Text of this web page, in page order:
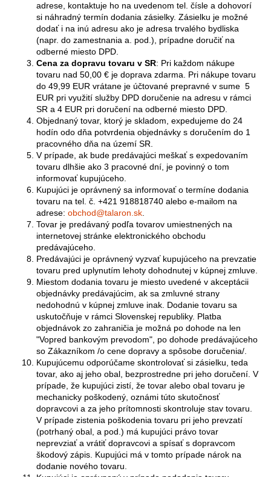
adrese, kontaktuje ho na uvedenom tel. čísle a dohovorí
si náhradný termín dodania zásielky. Zásielku je možné
dodať i na inú adresu ako je adresa trvalého bydliska
(napr. do zamestnania a. pod.), prípadne doručiť na
odberné miesto DPD.
Cena za dopravu tovaru v SR: Pri každom nákupe
tovaru nad 50,00 € je doprava zdarma. Pri nákupe tovaru
do 49,99 EUR vrátane je účtované prepravné v sume 5
EUR pri využití služby DPD doručenie na adresu v rámci
SR a 4 EUR pri doručení na odberné miesto DPD.
Objednaný tovar, ktorý je skladom, expedujeme do 24
hodín odo dňa potvrdenia objednávky s doručením do 1
pracovného dňa na území SR.
V prípade, ak bude predávajúci meškať s expedovaním
tovaru dlhšie ako 3 pracovné dní, je povinný o tom
informovať kupujúceho.
Kupujúci je oprávnený sa informovať o termíne dodania
tovaru na tel. č. +421 918818740 alebo e-mailom na
adrese: obchod@talaron.sk
Tovar je predávaný podľa tovarov umiestnených na
internetovej stránke elektronického obchodu
predávajúceho.
Predávajúci je oprávnený vyzvať kupujúceho na prevzatie
tovaru pred uplynutím lehoty dohodnutej v kúpnej zmluve.
Miestom dodania tovaru je miesto uvedené v akceptácii
objednávky predávajúcim, ak sa zmluvné strany
nedohodnú v kúpnej zmluve inak. Dodanie tovaru sa
uskutočňuje v rámci Slovenskej republiky. Platba
objednávok zo zahraničia je možná po dohode na len
"Vopred bankovým prevodom", po dohode predávajúceho
so Zákazníkom /o cene dopravy a spôsobe doručenia/.
Kupujúcemu odporúčame skontrolovať si zásielku, teda
tovar, ako aj jeho obal, bezprostredne pri jeho doručení. V
prípade, že kupujúci zistí, že tovar alebo obal tovaru je
mechanicky poškodený, oznámi túto skutočnosť
dopravcovi a za jeho prítomnosti skontroluje stav tovaru.
V prípade zistenia poškodenia tovaru pri jeho prevzatí
(potrhaný obal, a pod.) má kupujúci právo tovar
neprevziať a vrátiť dopravcovi a spísať s dopravcom
škodový zápis. Kupujúci má v tomto prípade nárok na
dodanie nového tovaru.